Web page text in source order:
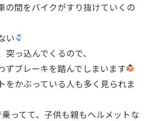
の間をバイクがすり抜けていくの
い
っ込んでくるので、
ずブレーキを踏んでしまいます
をかぶっている人も多く見られま
ってて、子供も親もヘルメットな